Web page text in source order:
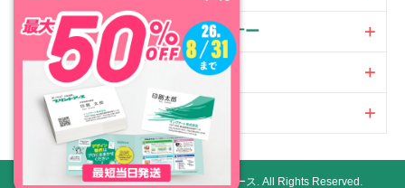
のぼり・フラッグ・横断幕・バナー
オプション
加工
Copyright ©ネット印刷通販プリントアース. All Rights Reserved.